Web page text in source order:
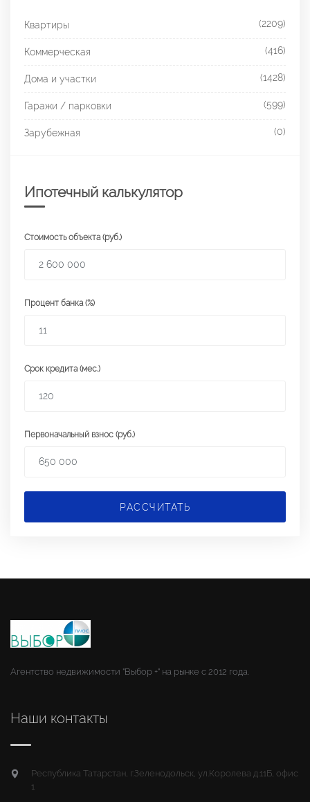
Квартиры (2209)
Коммерческая (416)
Дома и участки (1428)
Гаражи / парковки (599)
Зарубежная (0)
Ипотечный калькулятор
Стоимость объекта (руб.)
Процент банка (%)
Срок кредита (мес.)
Первоначальный взнос (руб.)
РАССЧИТАТЬ
Агентство недвижимости "Выбор +" на рынке с 2012 года.
Наши контакты
Республика Татарстан, г.Зеленодольск, ул.Королева д.11Б, офис
1